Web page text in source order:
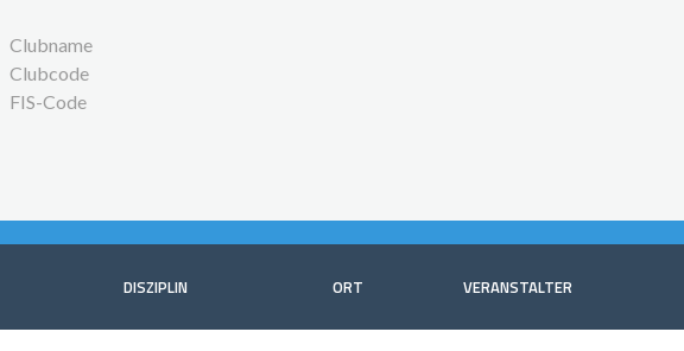
Clubname
Clubcode
FIS-Code
DISZIPLIN ORT VERANSTALTER